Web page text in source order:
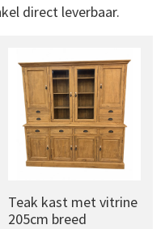
direct leverbaar.
Teak kast met vitrine
205cm breed